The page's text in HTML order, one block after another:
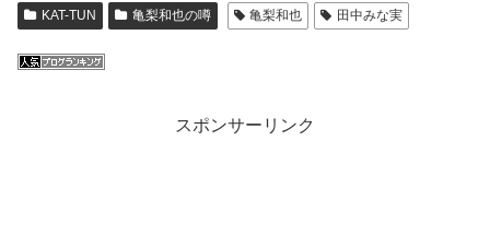
KAT-TUN 亀梨和也の噂 亀梨和也 田中みな実
スポンサーリンク